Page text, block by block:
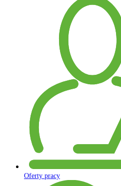
Oferty pracy